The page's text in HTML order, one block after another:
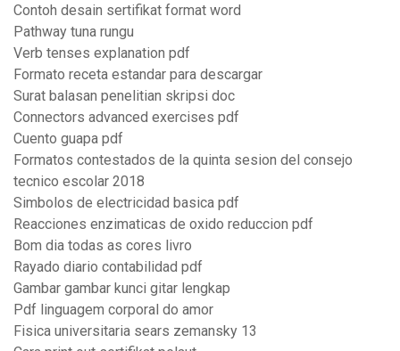
Contoh desain sertifikat format word
Pathway tuna rungu
Verb tenses explanation pdf
Formato receta estandar para descargar
Surat balasan penelitian skripsi doc
Connectors advanced exercises pdf
Cuento guapa pdf
Formatos contestados de la quinta sesion del consejo
tecnico escolar 2018
Simbolos de electricidad basica pdf
Reacciones enzimaticas de oxido reduccion pdf
Bom dia todas as cores livro
Rayado diario contabilidad pdf
Gambar gambar kunci gitar lengkap
Pdf linguagem corporal do amor
Fisica universitaria sears zemansky 13